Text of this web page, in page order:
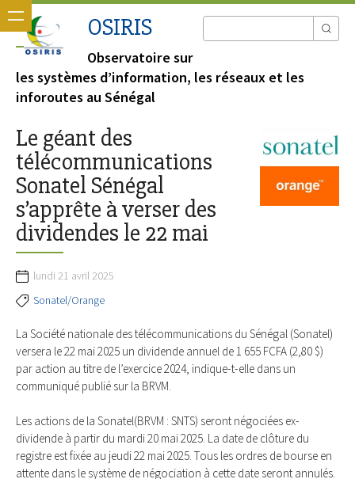
OSIRIS
Observatoire sur
les systèmes d’information, les réseaux et les
inforoutes au Sénégal
Le géant des
télécommunications
Sonatel Sénégal
s’apprête à verser des
dividendes le 22 mai
lundi 21 avril 2025
Sonatel/Orange
La Société nationale des télécommunications du Sénégal (Sonatel)
versera le 22 mai 2025 un dividende annuel de 1 655 FCFA (2,80 $)
par action au titre de l’exercice 2024, indique-t-elle dans un
communiqué publié sur la BRVM.
Les actions de la Sonatel(BRVM : SNTS) seront négociées ex-
dividende à partir du mardi 20 mai 2025. La date de clôture du
registre est fixée au jeudi 22 mai 2025. Tous les ordres de bourse en
attente dans le système de négociation à cette date seront annulés.